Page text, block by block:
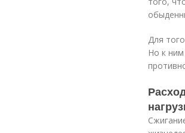
Для
Но к ним